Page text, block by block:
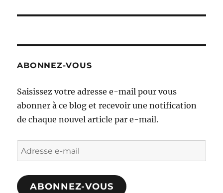
ABONNEZ-VOUS
Saisissez votre adresse e-mail pour vous
abonner à ce blog et recevoir une notification
de chaque nouvel article par e-mail.
Adresse
e-
mail
ABONNEZ-VOUS